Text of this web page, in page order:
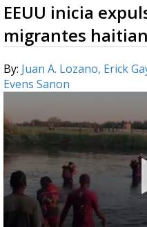
EEUU inicia
migrantes
By: Juan A. Lozano, Erick
Evens Sanon